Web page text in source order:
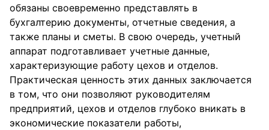
обязаны своевременно представлять в
бухгалтерию документы, отчетные сведения, а
также планы и сметы. В свою очередь, учетный
аппарат подготавливает учетные данные,
характеризующие работу цехов и отделов.
Практическая ценность этих данных заключается
в том, что они позволяют руководителям
предприятий, цехов и отделов глубоко вникать в
экономические показатели работы,